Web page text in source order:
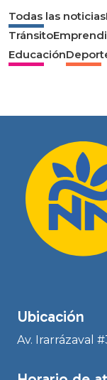
Todas las noticias
Tránsito
Educación
Ubicación
Av. Irarrázaval